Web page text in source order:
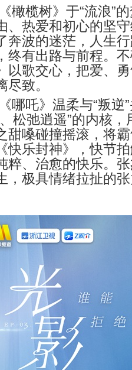
橄榄树》于“流浪”
、热爱和初心的坚
奔波的迷茫，人生
终有出路与前程。
以歌交心，把爱、
尽致。
哪吒》温柔与“叛逆”
松弛逍遥”的内核，
甜嗓碰撞摇滚，将
快乐封神》
，快节
粹、治愈的快乐。
，极具情绪拉扯的